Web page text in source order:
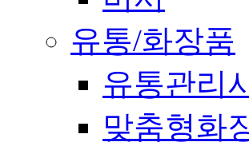
유통/화장품
유통관리
맞춤형화